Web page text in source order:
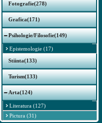
Fotografie(278)
Grafica(171)
Psihologie/Filosofie(149)
Epistemologie (17)
Stiinta(133)
Turism(133)
Arta(124)
Literatura (127)
Pictura (31)